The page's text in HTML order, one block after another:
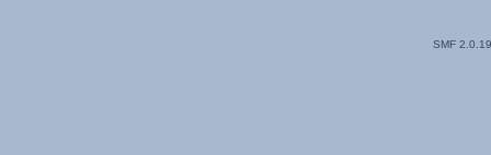
SMF 2.0.19